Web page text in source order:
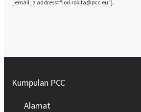
_email_a address="iod.rokita@pcc.eu"].
Kumpulan PCC
Alamat